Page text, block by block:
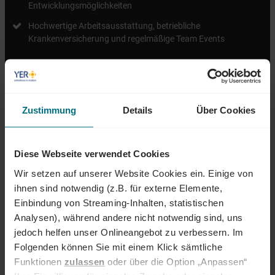
Zustimmung Details Über Cookies
Diese Webseite verwendet Cookies
Wir setzen auf unserer Website Cookies ein. Einige von
ihnen sind notwendig (z.B. für externe Elemente,
Einbindung von Streaming-Inhalten, statistischen
Analysen), während andere nicht notwendig sind, uns
jedoch helfen unser Onlineangebot zu verbessern. Im
Folgenden können Sie mit einem Klick sämtliche
Funktionen zulassen oder über die Option „Anpassen“
Entwicklungsmöglichkeiten
Hochwertige Arbeitsausstattung, betriebliche
Krankenversicherung und regelmäßige Team Events
ÜBER YER DEUTSCHLAND
insbesondere in den Bereichen Mobility, Tech und Energy. Unser Ziel ist
es dabei stets, das Perfect Match zwischen Talenten und
Unternehmen zu finden. Als Teil der YER Group wächst unser Angebot
an internationalen Services stetig weiter und eröffnet auch berufliche
Perspektiven über Ländergrenzen hinweg. Ob im Einsatz bei einem
renommierten Kundenunternehmen oder im internen Team von YER -
bei uns beginnt der Weg zum Traumjob!
INTERESSIERT?